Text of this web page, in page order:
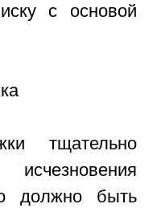
с основой
тщательно
должно быть